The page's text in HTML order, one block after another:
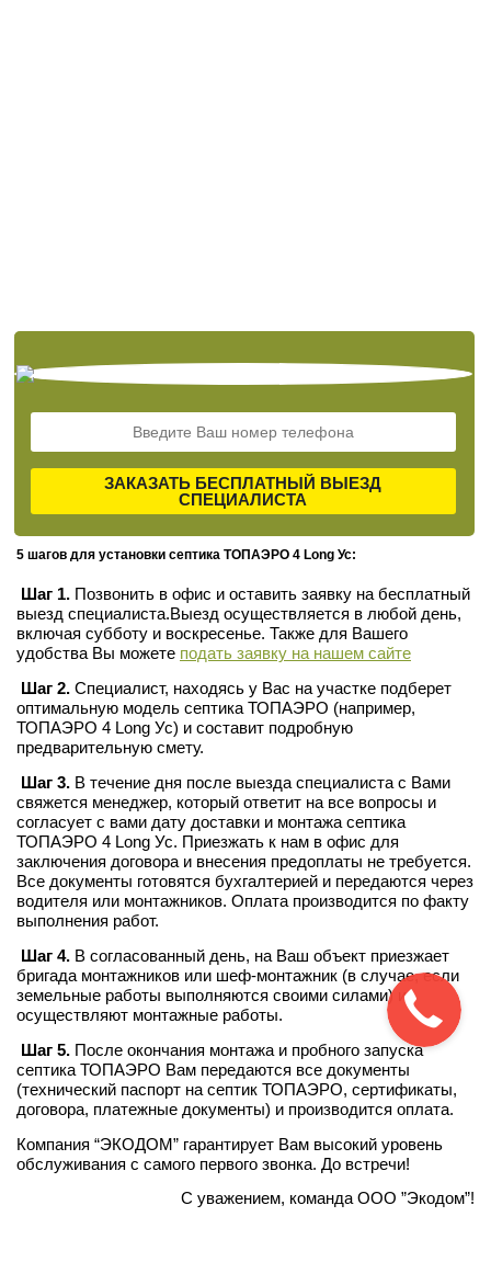
ЗАКАЗАТЬ БЕСПЛАТНЫЙ ВЫЕЗД
СПЕЦИАЛИСТА
5 шагов для установки септика ТОПАЭРО 4 Long Ус:
Шаг 1. Позвонить в офис и оставить заявку на бесплатный
выезд специалиста.Выезд осуществляется в любой день,
включая субботу и воскресенье. Также для Вашего
удобства Вы можете подать заявку на нашем сайте
Шаг 2. Специалист, находясь у Вас на участке подберет
оптимальную модель септика ТОПАЭРО (например,
ТОПАЭРО 4 Long Ус) и составит подробную
предварительную смету.
Шаг 3. В течение дня после выезда специалиста с Вами
свяжется менеджер, который ответит на все вопросы и
согласует с вами дату доставки и монтажа септика
ТОПАЭРО 4 Long Ус. Приезжать к нам в офис для
заключения договора и внесения предоплаты не требуется.
Все документы готовятся бухгалтерией и передаются через
водителя или монтажников. Оплата производится по факту
выполнения работ.
Шаг 4. В согласованный день, на Ваш объект приезжает
бригада монтажников или шеф-монтажник (в случае, если
земельные работы выполняются своими силами) и
осуществляют монтажные работы.
Шаг 5. После окончания монтажа и пробного запуска
септика ТОПАЭРО Вам передаются все документы
(технический паспорт на септик ТОПАЭРО, сертификаты,
договора, платежные документы) и производится оплата.
Компания “ЭКОДОМ” гарантирует Вам высокий уровень
обслуживания с самого первого звонка. До встречи!
С уважением, команда ООО ”Экодом”!